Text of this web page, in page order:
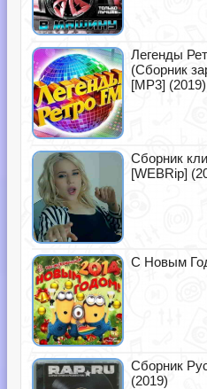
Легенды
(Сборник
[MP3] (2019)
Сборник
[WEBRip]
С Новым
Сборник
(2019)